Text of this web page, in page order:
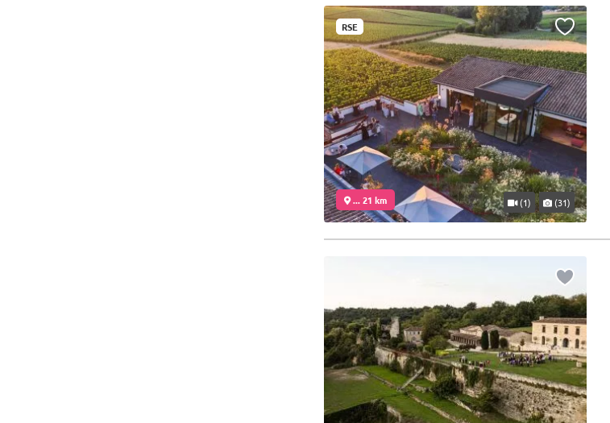
RSE
... 21 km (1) (31)